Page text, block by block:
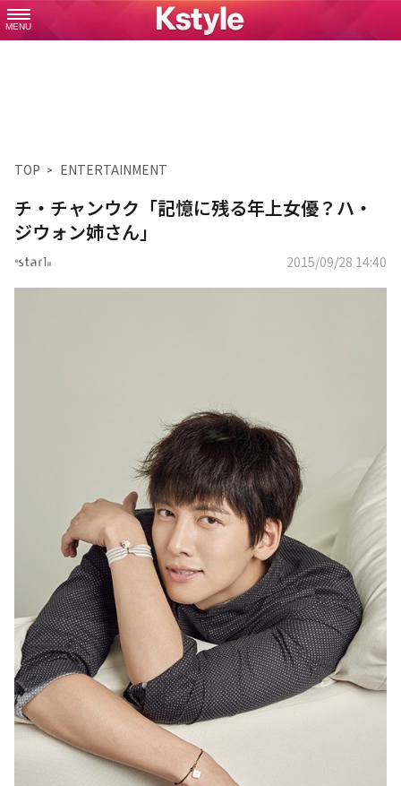
MENU
TOP ENTERTAINMENT
チ・チャンウク「記憶に残る年上女優？ハ・
ジウォン姉さん」
2015/09/28 14:40